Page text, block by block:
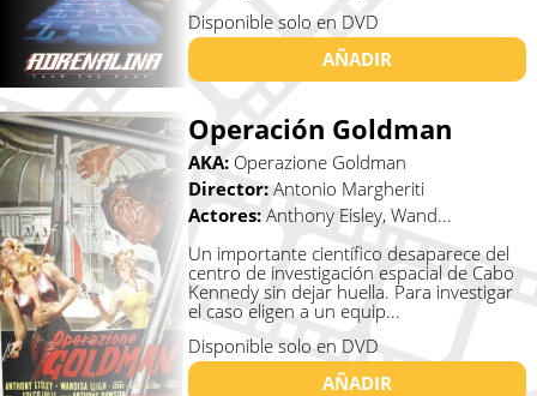
Disponible solo en DVD
AÑADIR
Operación Goldman
AKA: Operazione Goldman
Director:Antonio Margheriti
Actores: Anthony Eisley, Wand...
Un importante científico desaparece del
centro de investigación espacial de Cabo
Kennedy sin dejar huella. Para investigar
el caso eligen a un equip...
Disponible solo en DVD
AÑADIR